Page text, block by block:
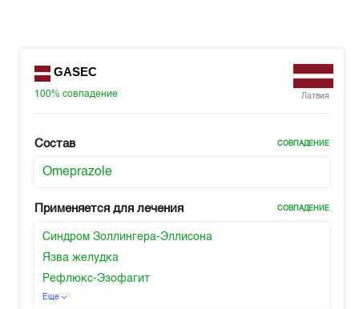
GASEC
100%совпадение Латвия
Состав СОВПАДЕНИЕ
Omeprazole
Применяется для лечения СОВПАДЕНИЕ
Синдром Золлингера-Эллисона
Язва желудка
Рефлюкс-Эзофагит
Еще